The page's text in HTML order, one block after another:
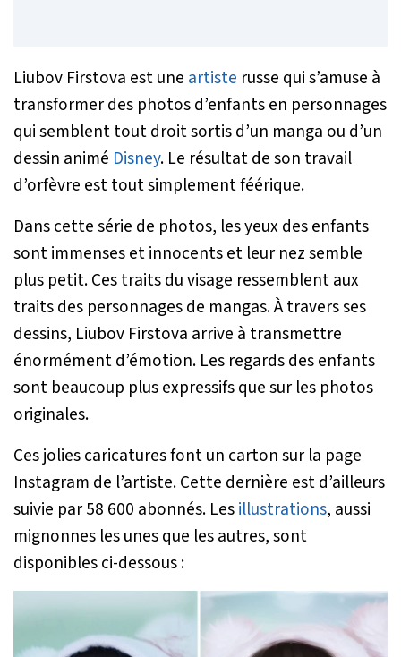
Liubov Firstova est une artiste russe qui s’amuse à
transformer des photos d’enfants en personnages
qui semblent tout droit sortis d’un manga ou d’un
dessin animé Disney. Le résultat de son travail
d’orfèvre est tout simplement féérique.
Dans cette série de photos, les yeux des enfants
sont immenses et innocents et leur nez semble
plus petit. Ces traits du visage ressemblent aux
traits des personnages de mangas. À travers ses
dessins, Liubov Firstova arrive à transmettre
énormément d’émotion. Les regards des enfants
sont beaucoup plus expressifs que sur les photos
originales.
Ces jolies caricatures font un carton sur la page
Instagram de l’artiste. Cette dernière est d’ailleurs
suivie par 58 600 abonnés. Lesillustrations, aussi
mignonnes les unes que les autres, sont
disponibles ci-dessous :